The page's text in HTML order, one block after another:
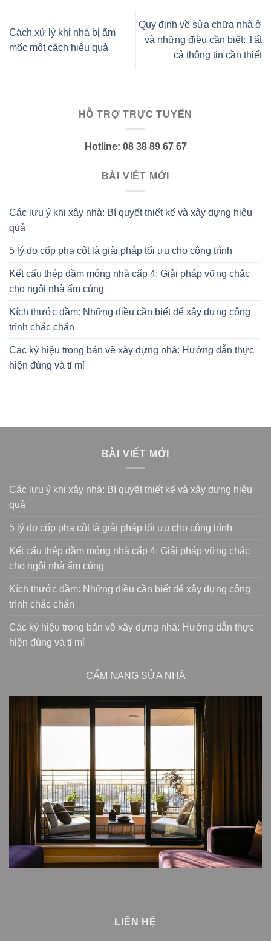
Cách xử lý khi nhà bị ẩm
mốc một cách hiệu quả
Quy định về sửa chữa nhà ở
và những điều cần biết: Tất
cả thông tin cần thiết
HỖ TRỢ TRỰC TUYẾN
Hotline: 08 38 89 67 67
BÀI VIẾT MỚI
Các lưu ý khi xây nhà: Bí quyết thiết kế và xây dựng hiệu
quả
5 lý do cốp pha cột là giải pháp tối ưu cho công trình
Kết cấu thép dầm móng nhà cấp 4: Giải pháp vững chắc
cho ngôi nhà ấm cúng
Kích thước dầm: Những điều cần biết để xây dựng công
trình chắc chắn
Các ký hiệu trong bản vẽ xây dựng nhà: Hướng dẫn thực
hiện đúng và tỉ mỉ
BÀI VIẾT MỚI
Các lưu ý khi xây nhà: Bí quyết thiết kế và xây dựng hiệu
quả
5 lý do cốp pha cột là giải pháp tối ưu cho công trình
Kết cấu thép dầm móng nhà cấp 4: Giải pháp vững chắc
cho ngôi nhà ấm cúng
Kích thước dầm: Những điều cần biết để xây dựng công
trình chắc chắn
Các ký hiệu trong bản vẽ xây dựng nhà: Hướng dẫn thực
hiện đúng và tỉ mỉ
CẨM NANG SỬA NHÀ
LIÊN HỆ